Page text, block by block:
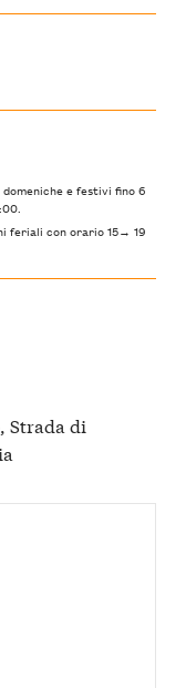
e festivi fino 6
feriali con orario 15→ 19
Strada di